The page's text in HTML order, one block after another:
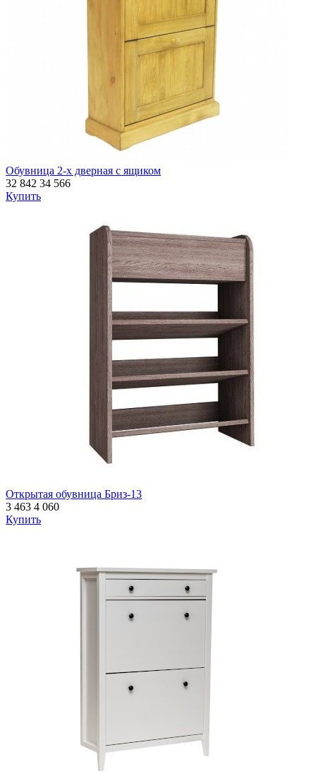
Обувница 2-х дверная с ящиком
32 842 34 566
Купить
Открытая обувница Бриз-13
3 463 4 060
Купить